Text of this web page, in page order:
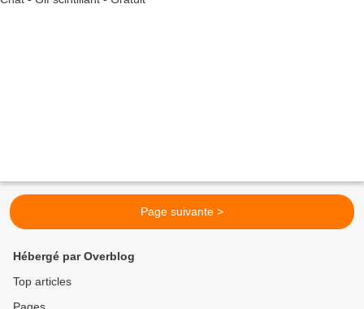
Page suivante >
Hébergé par Overblog
Top articles